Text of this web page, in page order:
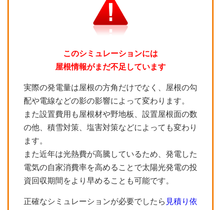
このシミュレーションには
屋根情報がまだ不足しています
実際の発電量は屋根の方角だけでなく、屋根の勾
配や電線などの影の影響によって変わります。
また設置費用も屋根材や野地板、設置屋根面の数
の他、積雪対策、塩害対策などによっても変わり
ます。
また近年は光熱費が高騰しているため、発電した
電気の自家消費率を高めることで太陽光発電の投
資回収期間をより早めることも可能です。
正確なシミュレーションが必要でしたら 見積り依